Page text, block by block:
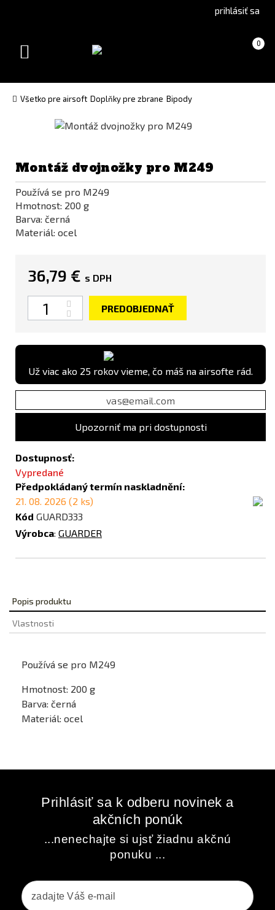
(Czech)version
prihlásiť sa
Košík 0
(prázdny)
Toggle
Všetko pre airsoft Doplňky pre zbrane Bipody
Montáž dvojnožky pro M249
Používá se pro M249
Hmotnost: 200 g
Barva: černá
Materiál: ocel
36,79 € s DPH
Množstvo
PREDOBJEDNAŤ
Už viac ako 25 rokov vieme, čo máš na airsofte rád.
Upozorniť ma pri dostupnosti
Dostupnosť:
Vypredané
Předpokládaný termín naskladnění:
21. 08. 2026 (2 ks)
Kód GUARD333
Výrobca: GUARDER
Popis produktu
Vlastnosti
Používá se pro M249
Hmotnost: 200 g
Barva: černá
Materiál: ocel
Prihlásiť sa k odberu novinek a
akčních ponúk
...nenechajte si ujsť žiadnu akčnú
ponuku ...